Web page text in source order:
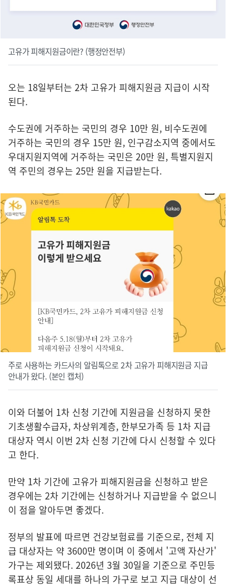
고유가 피해지원금이란? (행정안전부)
오는 18일부터는 2차 고유가 피해지원금 지급이 시작
된다.
수도권에 거주하는 국민의 경우 10만 원, 비수도권에
거주하는 국민의 경우 15만 원, 인구감소지역 중에서도
우대지원지역에 거주하는 국민은 20만 원, 특별지원지
역 주민의 경우는 25만 원을 지급받는다.
주로 사용하는 카드사의 알림톡으로 2차 고유가 피해지원금 지급
안내가 왔다. (본인 캡처)
이와 더불어 1차 신청 기간에 지원금을 신청하지 못한
기초생활수급자, 차상위계층, 한부모가족 등 1차 지급
대상자 역시 이번 2차 신청 기간에 다시 신청할 수 있다
고 한다.
만약 1차 기간에 고유가 피해지원금을 신청하고 받은
경우에는 2차 기간에는 신청하거나 지급받을 수 없으니
이 점을 알아두면 좋겠다.
정부의 발표에 따르면 건강보험료를 기준으로, 전체 지
급 대상자는 약 3600만 명이며 이 중에서 '고액 자산가'
가구는 제외됐다. 2026년 3월 30일을 기준으로 주민등
록표상 동일 세대를 하나의 가구로 보고 지급 대상이 선